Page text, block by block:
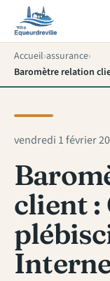
Accueil assurance
Baromètre relation
vendredi 1 février
client :